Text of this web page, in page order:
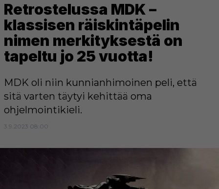
Retrostelussa MDK –
klassisen räiskintäpelin
nimen merkityksestä on
tapeltu jo 25 vuotta!
MDK oli niin kunnianhimoinen peli, että
sitä varten täytyi kehittää oma
ohjelmointikieli.
3.9.2023 08:00